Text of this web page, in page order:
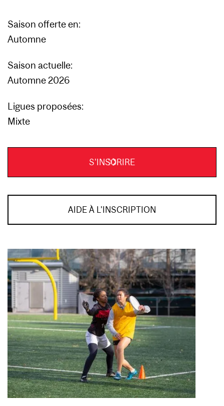
Saison offerte en:
Automne
Saison actuelle:
Automne 2026
Ligues proposées:
Mixte
S'INSCRIRE
AIDE À L'INSCRIPTION